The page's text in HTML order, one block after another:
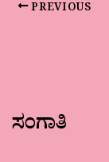
PREVIOUS
ಸಂಗಾತಿ